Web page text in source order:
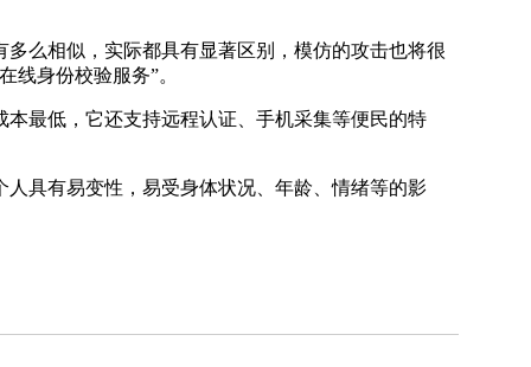
么相似，实际都具有显著区别，模仿的攻击也将很
线身份校验服务”。
最低，它还支持远程认证、手机采集等便民的特
具有易变性，易受身体状况、年龄、情绪等的影